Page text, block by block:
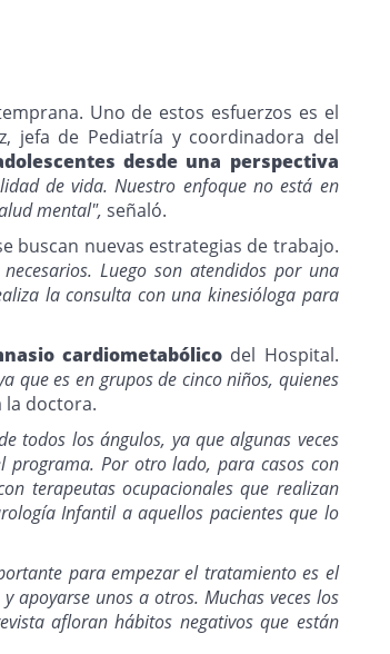
Uno de estos esfuerzos es el
jefa de Pediatría y coordinadora del
desde una perspectiva
de vida. Nuestro enfoque no está en
mental", señaló.
buscan nuevas estrategias de trabajo.
Luego son atendidos por una
la consulta con una kinesióloga para
cardiometabólico del Hospital.
que es en grupos de cinco niños, quienes
doctora.
todos los ángulos, ya que algunas veces
programa. Por otro lado, para casos con
terapeutas ocupacionales que realizan
Infantil a aquellos pacientes que lo
para empezar el tratamiento es el
unos a otros. Muchas veces los
afloran hábitos negativos que están